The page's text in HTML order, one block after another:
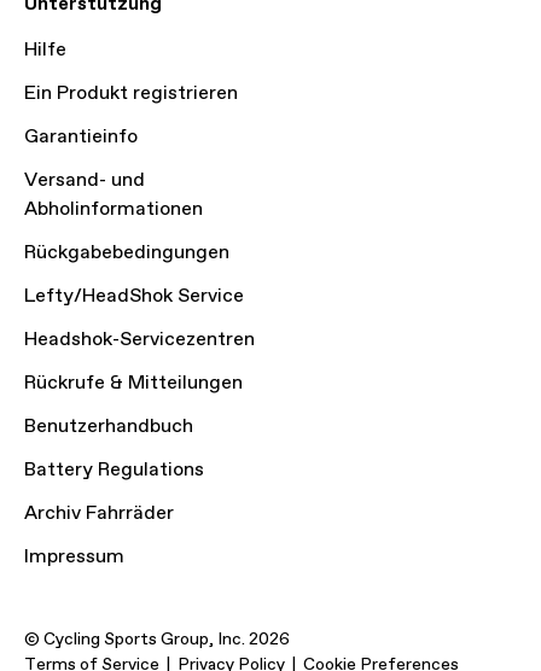
Hilfe
Ein Produkt registrieren
Garantieinfo
Versand- und
Abholinformationen
Rückgabebedingungen
Lefty/HeadShok Service
Headshok-Servicezentren
Rückrufe & Mitteilungen
Benutzerhandbuch
Battery Regulations
Archiv Fahrräder
Impressum
© Cycling Sports Group, Inc. 2026
Terms of Service
Privacy Policy Cookie Preferences